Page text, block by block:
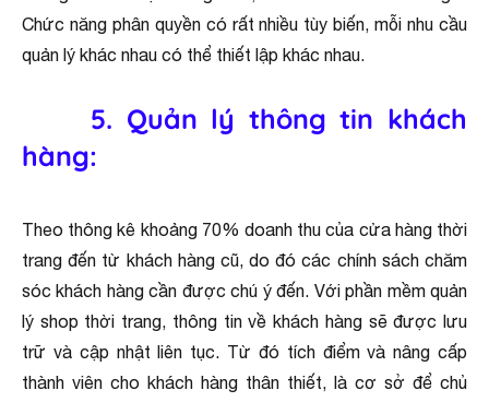
Chức năng phân quyền có rất nhiều tùy biến, mỗi nhu cầu
quản lý khác nhau có thể thiết lập khác nhau.
5. Quản lý thông tin khách
hàng:
Theo thông kê khoảng 70% doanh thu của cửa hàng thời
trang đến từ khách hàng cũ, do đó các chính sách chăm
sóc khách hàng cần được chú ý đến. Với phần mềm quản
lý shop thời trang, thông tin về khách hàng sẽ được lưu
trữ và cập nhật liên tục. Từ đó tích điểm và nâng cấp
thành viên cho khách hàng thân thiết, là cơ sở để chủ